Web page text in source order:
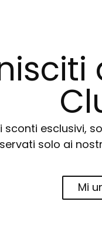
sconti esclusivi,
solo ai
Mi